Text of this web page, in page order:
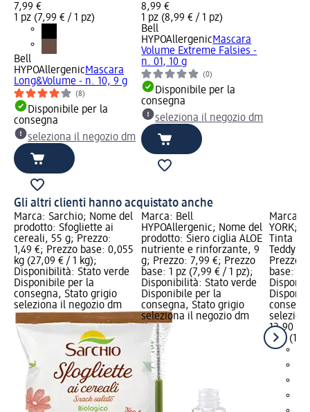
7,99 €
1 pz (7,99 € / 1 pz)
Bell
HYPOAllergenicMascara
Long&Volume - n. 10, 9 g
(8)
Disponibile per la
consegna
seleziona il negozio dm
8,99 €
1 pz (8,99 € / 1 pz)
Bell
HYPOAllergenicMascara
Volume Extreme Falsies -
n. 01, 10 g
(0)
Disponibile per la
consegna
seleziona il negozio dm
Gli altri clienti hanno acquistato anche
Marca: Sarchio; Nome del
prodotto: Sfogliette ai
cereali, 55 g; Prezzo:
1,49 €; Prezzo base: 0,055
kg (27,09 € / 1 kg);
Disponibilità: Stato verde
Disponibile per la
consegna, Stato grigio
seleziona il negozio dm
Marca: Bell
HYPOAllergenic; Nome del
prodotto: Siero ciglia ALOE
nutriente e rinforzante, 9
g; Prezzo: 7,99 €; Prezzo
base: 1 pz (7,99 € / 1 pz);
Disponibilità: Stato verde
Disponibile per la
consegna, Stato grigio
seleziona il negozio dm
Marca:
YORK;
Tinta
Teddy
Prezzo:
base: 1
12,90 €
1 pz